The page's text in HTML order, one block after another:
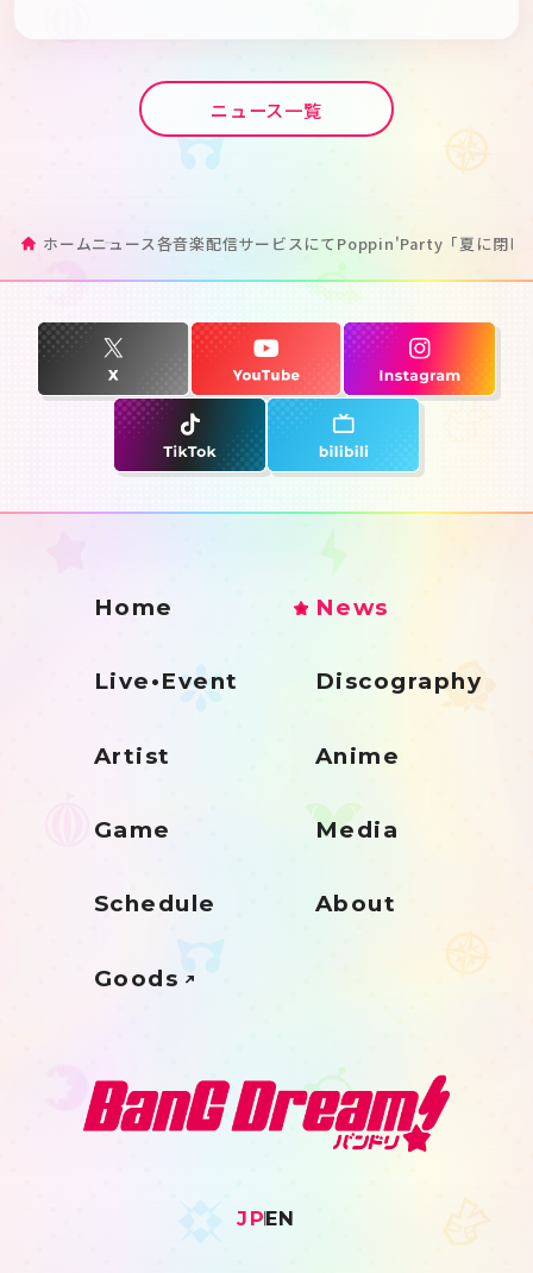
ニュース一覧
ホームニュース各音楽配信サービスにてPoppin'Party「夏に閉じ
Home News
Live•Event Discography
Artist Anime
Game Media
Schedule About
Goods
JPEN